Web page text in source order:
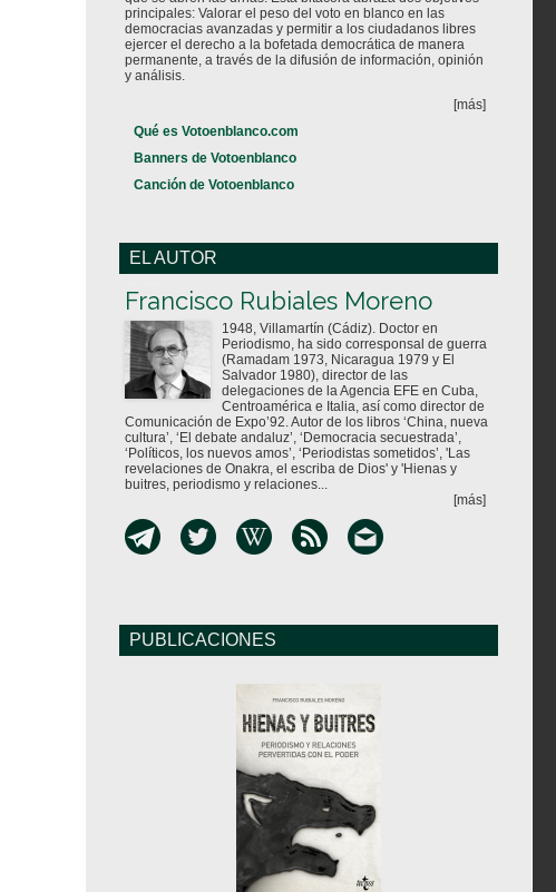
principales: Valorar el peso del voto en blanco en las
democracias avanzadas y permitir a los ciudadanos libres
ejercer el derecho a la bofetada democrática de manera
permanente, a través de la difusión de información, opinión
y análisis.
[más]
Qué es Votoenblanco.com
Banners de Votoenblanco
Canción de Votoenblanco
EL AUTOR
Francisco Rubiales Moreno
1948, Villamartín (Cádiz). Doctor en
Periodismo, ha sido corresponsal de guerra
(Ramadam 1973, Nicaragua 1979 y El
Salvador 1980), director de las
delegaciones de la Agencia EFE en Cuba,
Centroamérica e Italia, así como director de
Comunicación de Expo’92. Autor de los libros ‘China, nueva
cultura’, ‘El debate andaluz’, ‘Democracia secuestrada’,
‘Políticos, los nuevos amos’, ‘Periodistas sometidos’, 'Las
revelaciones de Onakra, el escriba de Dios' y 'Hienas y
buitres, periodismo y relaciones...
[más]
PUBLICACIONES